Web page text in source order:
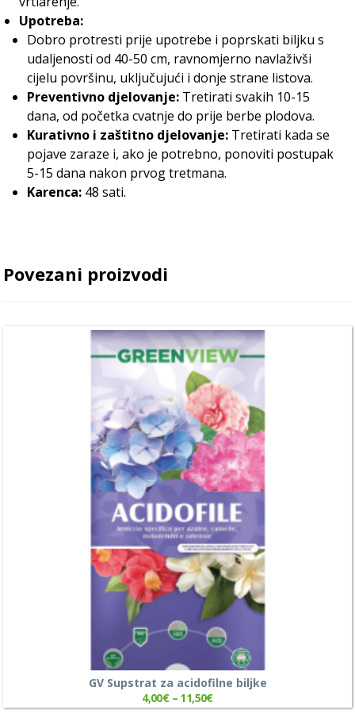
Upotreba:
Dobro protresti prije upotrebe i poprskati biljku s
udaljenosti od 40-50 cm, ravnomjerno navlaživši
cijelu površinu, uključujući i donje strane listova.
Preventivno djelovanje: Tretirati svakih 10-15
dana, od početka cvatnje do prije berbe plodova.
Kurativno i zaštitno djelovanje: Tretirati kada se
pojave zaraze i, ako je potrebno, ponoviti postupak
5-15 dana nakon prvog tretmana.
Karenca: 48 sati.
Povezani proizvodi
GV Supstrat za acidofilne biljke
4,00€– 11,50€